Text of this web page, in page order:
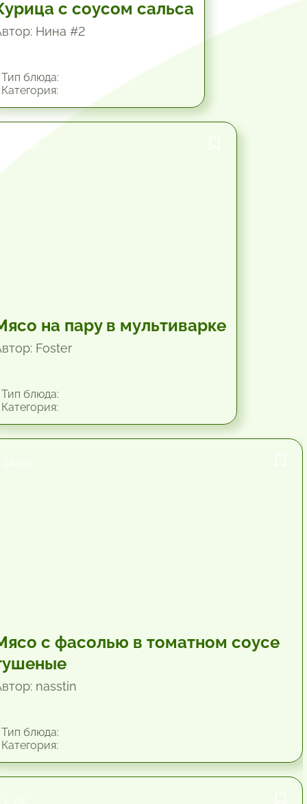
с соусом сальса
Нина #2
блюда:
на пару в мультиварке
Foster
блюда:
с фасолью в томатном соусе
nasstin
блюда: